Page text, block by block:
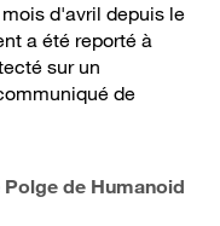
d'avril depuis le
a été reporté à
sur un
de
Polge de Humanoid